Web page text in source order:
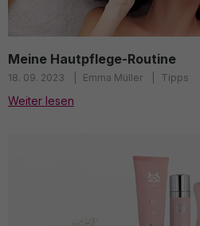
Meine Hautpflege-Routine
18. 09. 2023 Emma Müller Tipps
Weiter lesen